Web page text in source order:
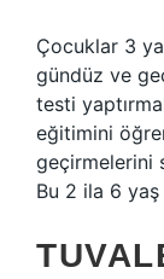
Çocuklar 3
gündüz ve
testi
eğitimini
geçirmelerini
Bu 2 ila 6